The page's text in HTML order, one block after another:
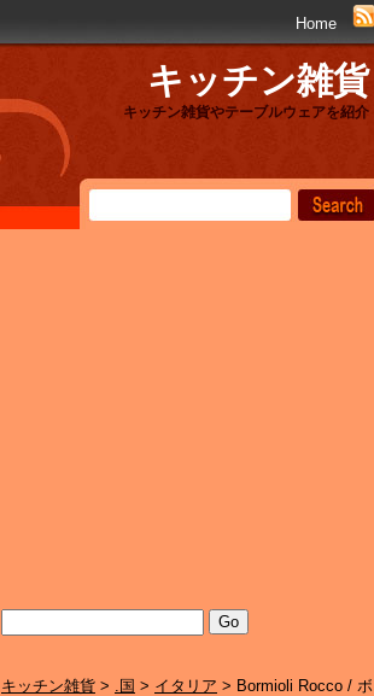
Home
キッチン雑貨
キッチン雑貨やテーブルウェアを紹介
キッチン雑貨 > .国 > イタリア > Bormioli Rocco / ボ